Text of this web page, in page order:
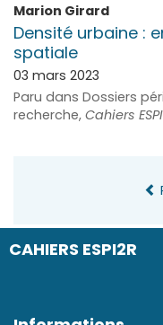
CAHIERS ESPI2R
Marion Girard
Densité urbaine :
spatiale
03 mars 2023
Paru dans Dossiers
recherche, Cahiers